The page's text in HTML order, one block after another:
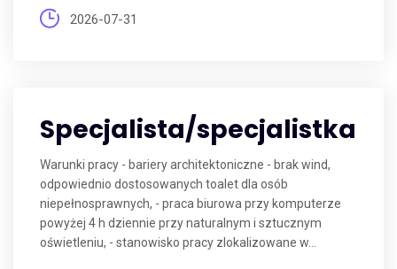
2026-07-31
Specjalista/specjalistka
Warunki pracy - bariery architektoniczne - brak wind,
odpowiednio dostosowanych toalet dla osób
niepełnosprawnych, - praca biurowa przy komputerze
powyżej 4 h dziennie przy naturalnym i sztucznym
oświetleniu, - stanowisko pracy zlokalizowane w...